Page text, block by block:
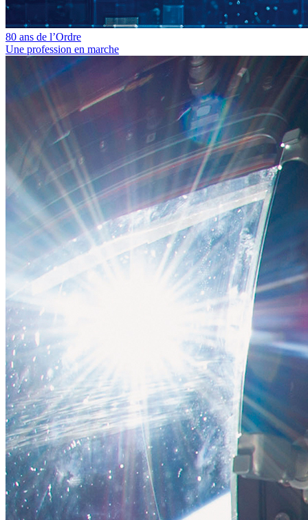
80 ans de l’Ordre
Une profession en marche